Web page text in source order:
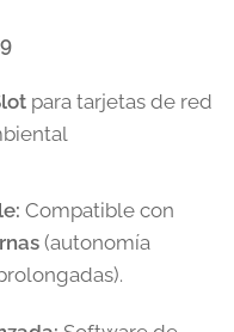
para tarjetas de red
Compatible con
(autonomía